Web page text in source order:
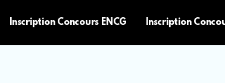
Inscription Concours ENCG Inscription